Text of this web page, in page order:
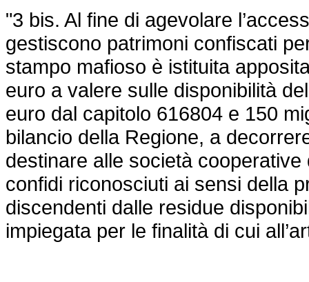
"3 bis. Al fine di agevolare
gestiscono patrimoni confiscati
stampo mafioso è istituita
euro a valere sulle disponibilità
euro dal capitolo 616804 e 150
bilancio della Regione, a
destinare alle società
confidi riconosciuti ai sensi della
discendenti dalle residue
impiegata per le finalità di cui